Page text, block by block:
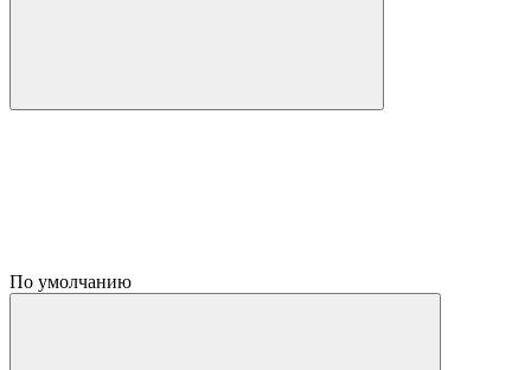
По умолчанию